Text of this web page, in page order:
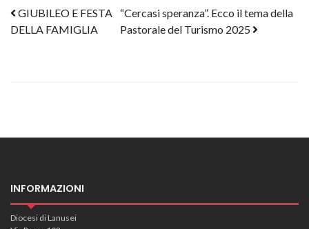
Post navigation
GIUBILEO E FESTA
DELLA FAMIGLIA
“Cercasi speranza”. Ecco il tema della
Pastorale del Turismo 2025
INFORMAZIONI
Diocesi di Lanusei